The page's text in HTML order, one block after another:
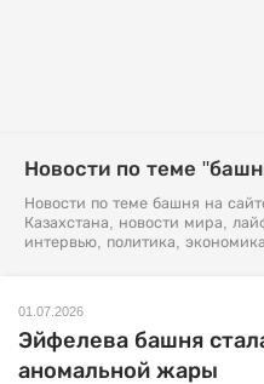
Новости по теме
Новости по теме башня на
Казахстана, новости мира,
интервью, политика,
01.07.2026
Эйфелева башня
аномальной жары